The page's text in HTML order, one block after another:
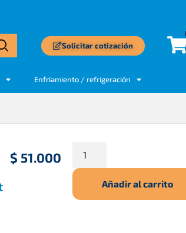
Solicitar cotización
Enfriamiento / refrigeración
$ 51.000
Añadir al carrito